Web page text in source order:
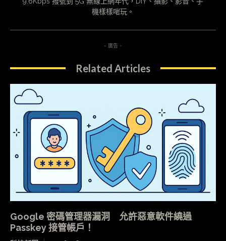
機樣樣啱玩。
- 廣告 -
Related Articles
Google 密碼管理器漏洞 允許惡意軟件繞過
Passkey 接管帳戶！